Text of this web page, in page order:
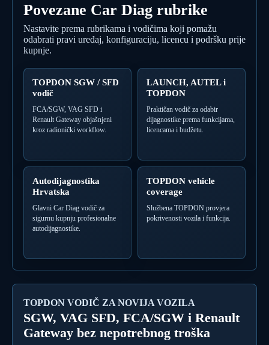
Povezane Car Diag rubrike
Nastavite prema rubrikama i vodičima koji pomažu
odabrati pravi uređaj, konfiguraciju, licencu i podršku prije
kupnje.
TOPDON SGW / SFD
vodič
FCA/SGW, VAG SFD i
Renault Gateway objašnjeni
kroz radionički workflow.
LAUNCH, AUTEL i
TOPDON
Praktičan vodič za odabir
dijagnostike prema funkcijama,
licencama i budžetu.
Autodijagnostika
Hrvatska
Glavni Car Diag vodič za
sigurnu kupnju profesionalne
autodijagnostike.
TOPDON vehicle
coverage
Službena TOPDON provjera
pokrivenosti vozila i funkcija.
TOPDON VODIČ ZA NOVIJA VOZILA
SGW, VAG SFD, FCA/SGW i Renault
Gateway bez nepotrebnog troška